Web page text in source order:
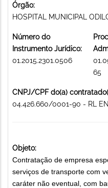
Órgão:
HOSPITAL MUNICIPAL
Número do
Instrumento Jurídico:
01.2015.2301.0506
65
CNPJ/CPF do(a)
04.426.660/0001-90 - RL
Objeto:
Contratação de empresa
serviços de transporte com
caráter não eventual, com